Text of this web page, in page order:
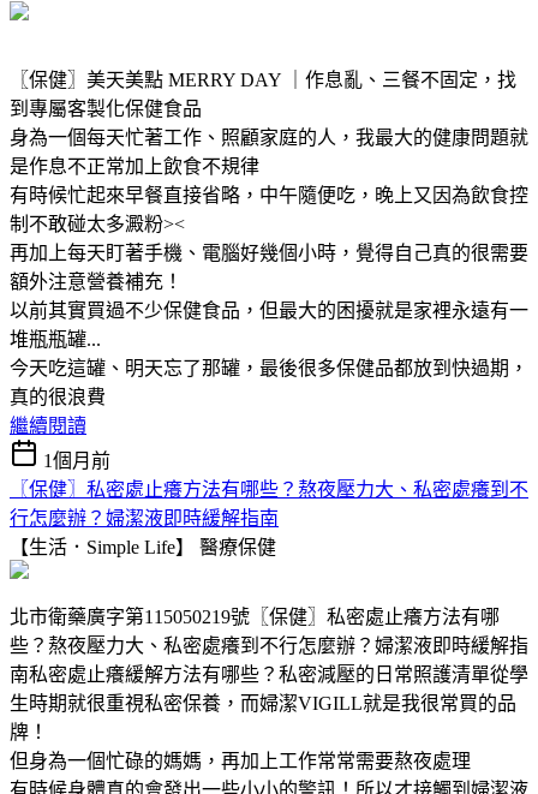
〖保健〗美天美點 MERRY DAY ｜作息亂、三餐不固定，找
到專屬客製化保健食品
身為一個每天忙著工作、照顧家庭的人，我最大的健康問題就
是作息不正常加上飲食不規律
有時候忙起來早餐直接省略，中午隨便吃，晚上又因為飲食控
制不敢碰太多澱粉><
再加上每天盯著手機、電腦好幾個小時，覺得自己真的很需要
額外注意營養補充！
以前其實買過不少保健食品，但最大的困擾就是家裡永遠有一
堆瓶瓶罐...
今天吃這罐、明天忘了那罐，最後很多保健品都放到快過期，
真的很浪費
繼續閱讀
1個月前
〖保健〗私密處止癢方法有哪些？熬夜壓力大、私密處癢到不
行怎麼辦？婦潔液即時緩解指南
【生活．Simple Life】 醫療保健
北市衛藥廣字第115050219號〖保健〗私密處止癢方法有哪
些？熬夜壓力大、私密處癢到不行怎麼辦？婦潔液即時緩解指
南私密處止癢緩解方法有哪些？私密減壓的日常照護清單從學
生時期就很重視私密保養，而婦潔VIGILL就是我很常買的品
牌！
但身為一個忙碌的媽媽，再加上工作常常需要熬夜處理
有時候身體真的會發出一些小小的警訊！所以才接觸到婦潔液